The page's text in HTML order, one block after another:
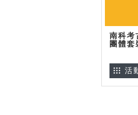
南科考
團體套
活